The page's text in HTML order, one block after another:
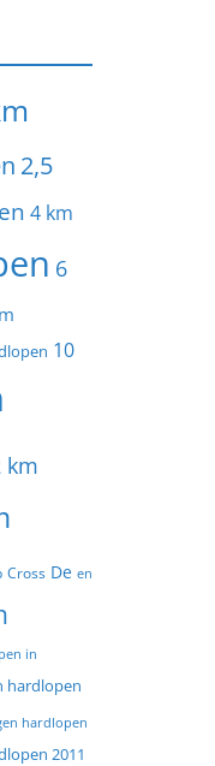
2,5
4 km
6
10
km
Cross De en
in
hardlopen
hardlopen
2011